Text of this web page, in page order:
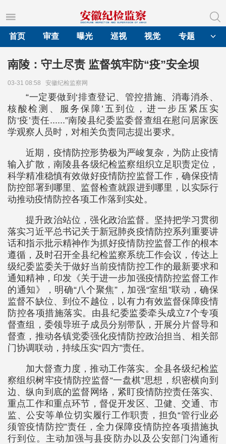
首页
审查 曝光 巡视 视觉 专题
南陵：守土尽责 监督筑牢防“疫”安全坝
03-31 08:58 安徽纪检监察网
“一定要做到‘排查登记、管控措施、消毒消杀、
核酸检测、服务保障’五到位，进一步压紧压实
防‘疫’责任......”南陵县纪委监委督查组在慰问居家医
学观察人员时，对相关负责同志提出要求。
近期，疫情防控形势极为严峻复杂，为防止疫情
输入扩散，南陵县各级纪检监察组织立足职责定位，
科学精准稳慎有效做好疫情防控监督工作，确保疫情
防控部署到哪里、监督检查就跟进到哪里，以实际行
动推动疫情防控各项工作落到实处。
提升政治站位，强化政治监督。坚持把学习贯彻
落实习近平总书记关于新冠肺炎疫情防控系列重要讲
话和指示批示精神作为抓好疫情防控监督工作的根本
遵循，及时召开全县纪检监察系统工作会议，传达上
级纪委监委关于做好当前疫情防控工作的最新要求和
通知精神，印发《关于进一步加强疫情防控监督工作
的通知》，明确“八个聚焦”，加强“室组”联动，确保
监督不缺位、到位不越位，以有力有效监督保障疫情
防控各项措施落实。由县纪委监委牵头成立7个专项
督查组，委领导班子成员分别带队，开展分片督导和
督查，推动各镇党委强化疫情防控政治担当、相关部
门协调联动，持续压实“四方”责任。
加大督查力度，推动工作落实。全县各级纪检监
察组织树牢疫情防控监督“一盘棋”思想，织密横向到
边、纵向到底的监督网络，紧盯疫情防控责任落实、
重点工作和重点环节，督促开发区、卫健、交通、市
监、公安等单位切实履行工作职责，担负“管行业必
须管疫情防控”责任，全力保障疫情防控各项措施执
行到位。主动加强与县疫防办以及公安部门沟通衔